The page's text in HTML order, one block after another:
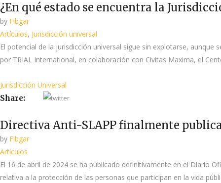
¿En qué estado se encuentra la
by Fibgar
Artículos, Jurisdicción universal
El potencial de la jurisdicción universal sigue sin explotarse,
por TRIAL International, en colaboración con Civitas Maxima, el
Jurisdicción Universal
Share:
Directiva Anti-SLAPP finalmente
by Fibgar
Artículos
El 16 de abril de 2024 se ha publicado definitivamente en el Diario
relativa a la protección de las personas que participan en la vida